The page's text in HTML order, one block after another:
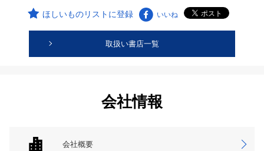
ほしいものリストに登録 いいね
取扱い書店一覧
会社情報
会社概要